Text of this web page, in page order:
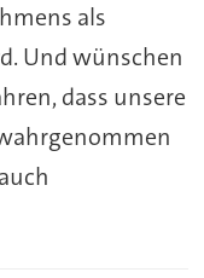
als
Und wünschen
dass unsere